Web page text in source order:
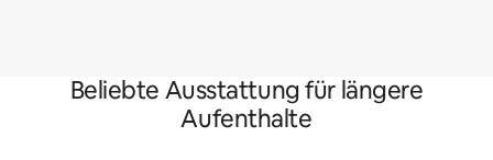
Beliebte Ausstattung für längere
Aufenthalte